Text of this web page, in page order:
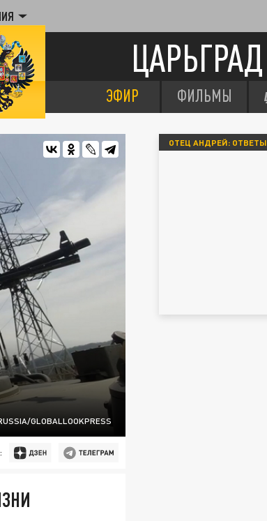
ЦАРЬГРАД
ЭФИР ФИЛЬМЫ
GLOBALLOOKPRESS
ОТЕЦ АНДРЕЙ: ОТВЕТЫ